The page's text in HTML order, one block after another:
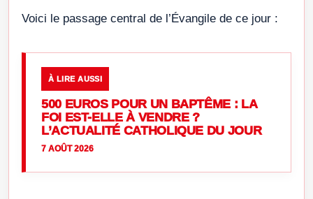
Voici le passage central de l’Évangile de ce jour :
À LIRE AUSSI
500 EUROS POUR UN BAPTÊME : LA
FOI EST-ELLE À VENDRE ?
L’ACTUALITÉ CATHOLIQUE DU JOUR
7 AOÛT 2026